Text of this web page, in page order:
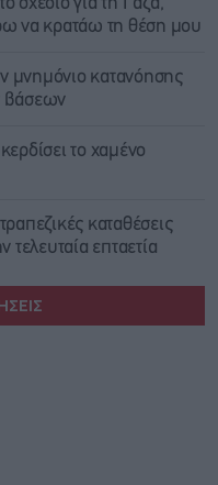
σχέδιο για τη Γάζα,
να κρατάω τη θέση μου
μνημόνιο κατανόησης
βάσεων
το χαμένο
καταθέσεις
επταετία